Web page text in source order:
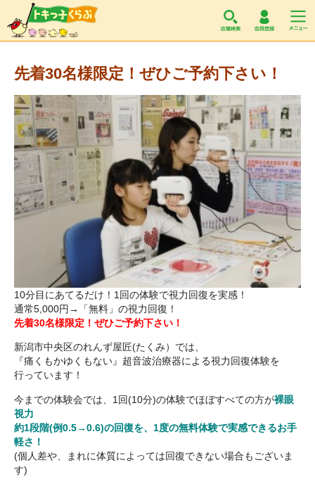
先着30名様限定！ぜひご予約下さい！
10分目にあてるだけ！1回の体験で視力回復を実感！
通常5,000円→「無料」の視力回復！
先着30名様限定！ぜひご予約下さい！
新潟市中央区のれんず屋匠(たくみ）では、
『痛くもかゆくもない』超音波治療器による視力回復体験を
行っています！
今までの体験会では、1回(10分)の体験でほぼすべての方が裸眼
視力
約1段階(例0.5→0.6)の回復を、1度の無料体験で実感できるお手
軽さ！
(個人差や、まれに体質によっては回復できない場合もございま
す)